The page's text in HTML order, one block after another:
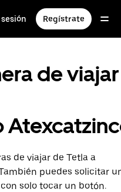
Regístrate
de viajar
de viajar de Tetla a
puedes solicitar
solo tocar un botón.